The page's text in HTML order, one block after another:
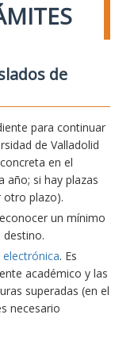
de
para continuar
de Valladolid
en el
año; si hay plazas
otro plazo).
un mínimo
destino.
electrónica. Es
académico y las
superadas (en el
necesario